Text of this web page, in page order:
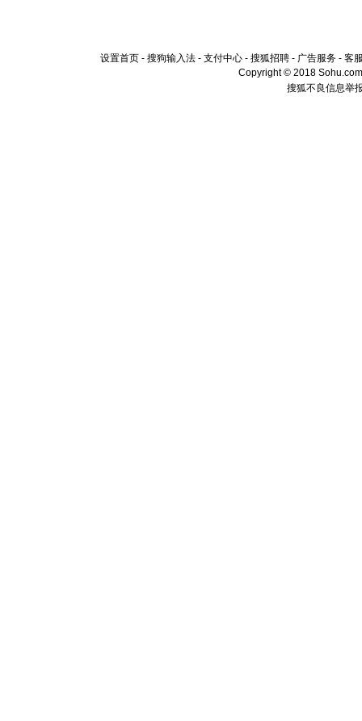
设置首页 - 搜狗输入法 - 支付中心 - 搜狐招聘 - 广告服务 - 客
Copyright © 2018
搜狐不良信息举